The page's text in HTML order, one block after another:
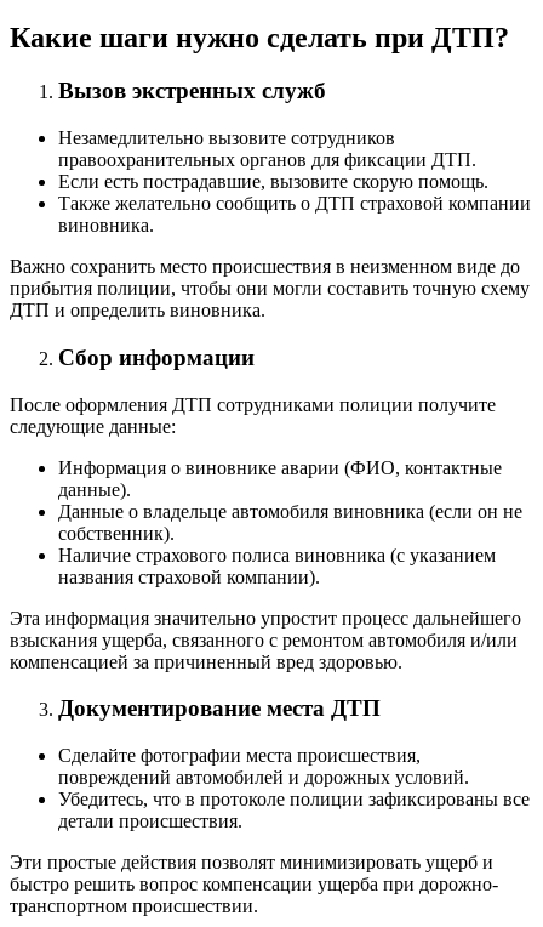
Какие шаги нужно сделать при ДТП?
Вызов экстренных служб
Незамедлительно вызовите сотрудников
правоохранительных органов для фиксации ДТП.
Если есть пострадавшие, вызовите скорую помощь.
Также желательно сообщить о ДТП страховой компании
виновника.
Важно сохранить место происшествия в неизменном виде до
прибытия полиции, чтобы они могли составить точную схему
ДТП и определить виновника.
Сбор информации
После оформления ДТП сотрудниками полиции получите
следующие данные:
Информация о виновнике аварии (ФИО, контактные
данные).
Данные о владельце автомобиля виновника (если он не
собственник).
Наличие страхового полиса виновника (с указанием
названия страховой компании).
Эта информация значительно упростит процесс дальнейшего
взыскания ущерба, связанного с ремонтом автомобиля и/или
компенсацией за причиненный вред здоровью.
Документирование места ДТП
Сделайте фотографии места происшествия,
повреждений автомобилей и дорожных условий.
Убедитесь, что в протоколе полиции зафиксированы все
детали происшествия.
Эти простые действия позволят минимизировать ущерб и
быстро решить вопрос компенсации ущерба при дорожно-
транспортном происшествии.